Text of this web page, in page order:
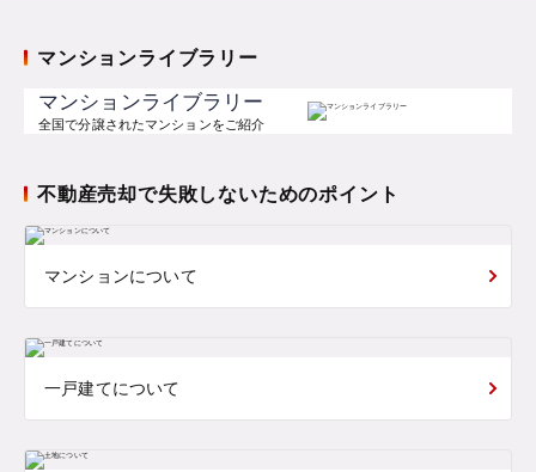
マンションライブラリー
マンションライブラリー
全国で分譲されたマンションをご紹介
不動産売却で失敗しないためのポイント
マンションについて
一戸建てについて